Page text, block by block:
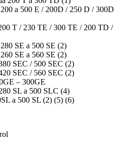
a 500 E / 200D / 250 D / 300D
T / 230 TE / 300 TE / 200 TD /
SE a 500 SE (2)
SE a 560 SE (2)
SEC / 500 SEC (2)
SEC / 560 SEC (2)
– 300GE
SL a 500 SLC (4)
a 500 SL (2) (5) (6)